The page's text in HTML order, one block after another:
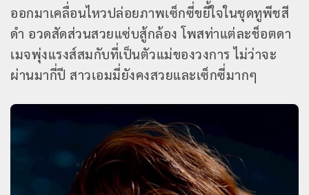
ออกมาเคลื่อนไหวปล่อยภาพเซ็กซี่ขยี้ใจในชุดทูพีชสี
ดำ อวดสัดส่วนสวยแซ่บสู้กล้อง โพสท่าแต่ละช็อตดา
เมจพุ่งแรงส์สมกับที่เป็นตัวแม่ของวงการ ไม่ว่าจะ
ผ่านมากี่ปี สาวเอมมี่ยังคงสวยและเซ็กซี่มากๆ